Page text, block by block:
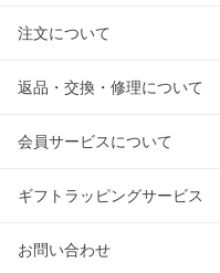
注文について
返品・交換・修理について
会員サービスについて
ギフトラッピングサービス
お問い合わせ